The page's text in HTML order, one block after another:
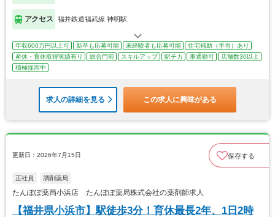
アクセス 福井鉄道福武線 神明駅
年収600万円以上可 新卒も応募可能 未経験者も応募可能
住宅補助（手当）あり
産休・育休取得実績有り
総合門前 スキルアップ 駅チカ 車通勤可
店舗数30以上
積極採用中
求人の詳細を見る この求人に興味がある
更新日：2026年7月15日 保存する
正社員 調剤薬局
たんぽぽ薬局小浜店 たんぽぽ薬局株式会社の薬剤師求人
【福井県小浜市】駅徒歩3分！育休最長2年、1日2時